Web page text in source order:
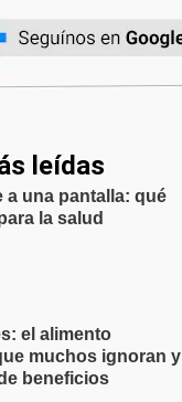
leídas
a una pantalla: qué
la salud
el alimento
muchos ignoran y
beneficios